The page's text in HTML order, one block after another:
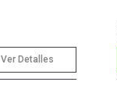
Ver Detalles